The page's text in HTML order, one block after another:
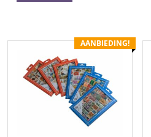
AANBIEDING!